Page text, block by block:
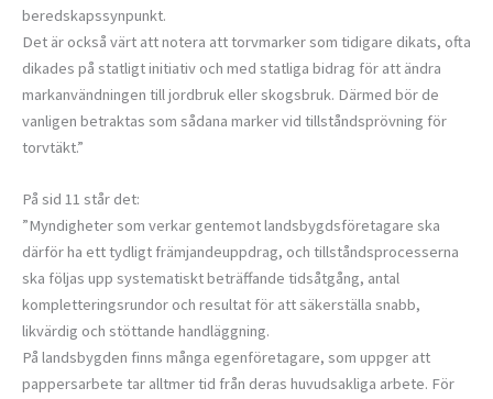
beredskapssynpunkt.
Det är också värt att notera att torvmarker som tidigare dikats, ofta
dikades på statligt initiativ och med statliga bidrag för att ändra
markanvändningen till jordbruk eller skogsbruk. Därmed bör de
vanligen betraktas som sådana marker vid tillståndsprövning för
torvtäkt.”
På sid 11 står det:
”Myndigheter som verkar gentemot landsbygdsföretagare ska
därför ha ett tydligt främjandeuppdrag, och tillståndsprocesserna
ska följas upp systematiskt beträffande tidsåtgång, antal
kompletteringsrundor och resultat för att säkerställa snabb,
likvärdig och stöttande handläggning.
På landsbygden finns många egenföretagare, som uppger att
pappersarbete tar alltmer tid från deras huvudsakliga arbete. För